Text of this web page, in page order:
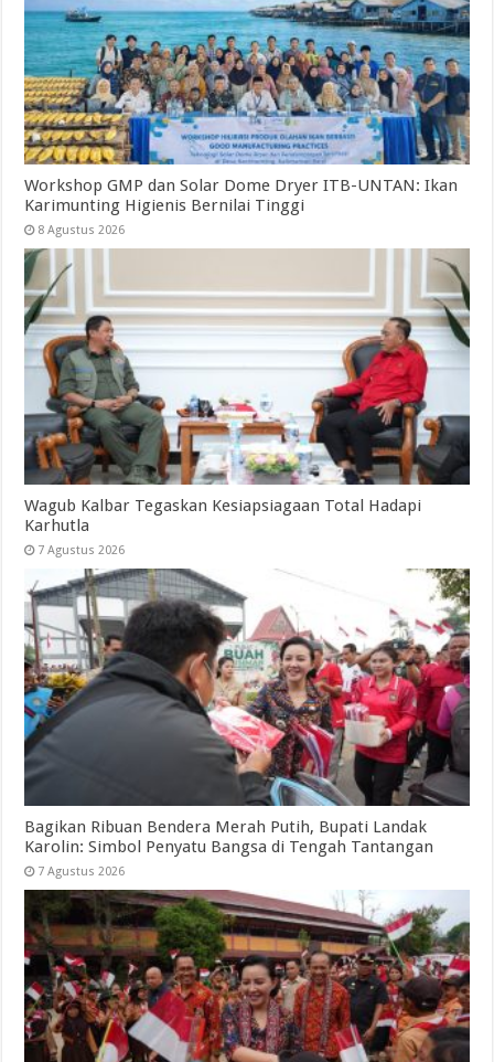
Workshop GMP dan Solar Dome Dryer ITB-UNTAN: Ikan
Karimunting Higienis Bernilai Tinggi
8 Agustus 2026
Wagub Kalbar Tegaskan Kesiapsiagaan Total Hadapi
Karhutla
7 Agustus 2026
Bagikan Ribuan Bendera Merah Putih, Bupati Landak
Karolin: Simbol Penyatu Bangsa di Tengah Tantangan
7 Agustus 2026